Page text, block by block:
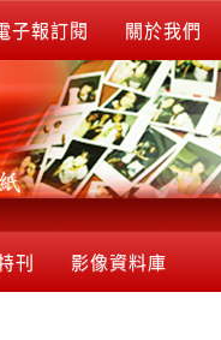
子報訂閱 關於我們
刊 影像資料庫